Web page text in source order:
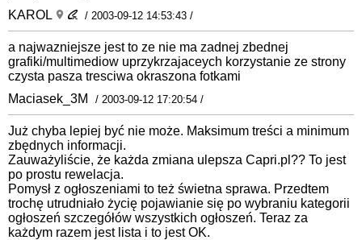
KAROL
/ 2003-09-12 14:53:43 /
a najwazniejsze jest to ze nie ma zadnej zbednej
grafiki/multimediow uprzykrzajaceych korzystanie ze strony
czysta pasza tresciwa okraszona fotkami
Maciasek_3M
/ 2003-09-12 17:20:54 /
Już chyba lepiej być nie może. Maksimum treści a minimum
zbędnych informacji.
Zauważyliście, że każda zmiana ulepsza Capri.pl?? To jest
po prostu rewelacja.
Pomysł z ogłoszeniami to też świetna sprawa. Przedtem
trochę utrudniało życię pojawianie się po wybraniu kategorii
ogłoszeń szczegółów wszystkich ogłoszeń. Teraz za
każdym razem jest lista i to jest OK.